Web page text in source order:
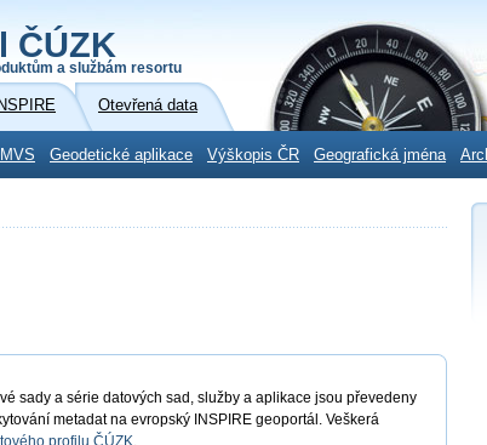
ČÚZK
a službám resortu
INSPIRE Otevřená data
Geodetické aplikace Výškopis ČR Geografická jména
sady a série datových sad, služby a aplikace jsou převedeny
metadat na evropský INSPIRE geoportál. Veškerá
profilu ČÚZK.